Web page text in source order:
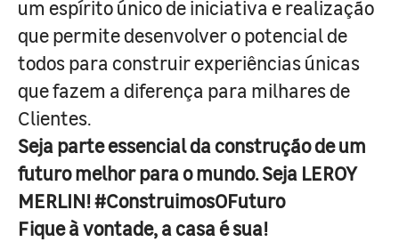
um espírito único de iniciativa e realização
que permite desenvolver o potencial de
todos para construir experiências únicas
que fazem a diferença para milhares de
Clientes.
Seja parte essencial da construção de um
futuro melhor para o mundo. Seja LEROY
MERLIN! #ConstruimosOFuturo
Fique à vontade, a casa é sua!